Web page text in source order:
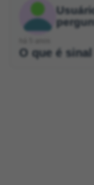
O que é